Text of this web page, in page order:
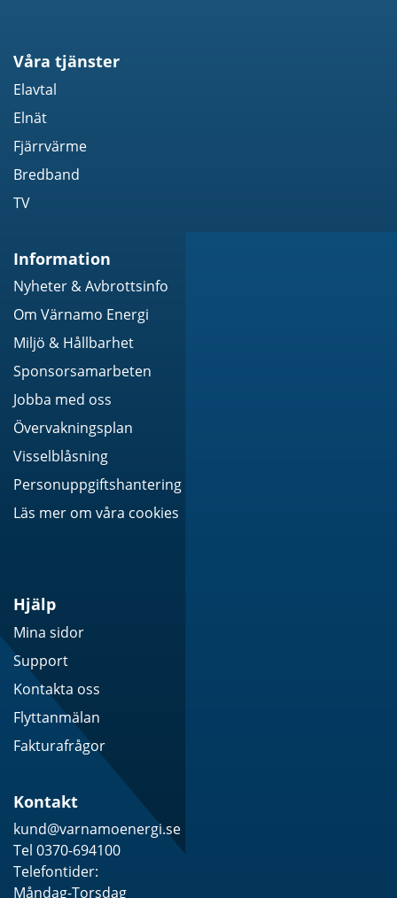
Våra tjänster
Elavtal
Elnät
Fjärrvärme
Bredband
TV
Information
Nyheter & Avbrottsinfo
Om Värnamo Energi
Miljö & Hållbarhet
Sponsorsamarbeten
Jobba med oss
Övervakningsplan
Visselblåsning
Personuppgiftshantering
Läs mer om våra cookies
Hjälp
Mina sidor
Support
Kontakta oss
Flyttanmälan
Fakturafrågor
Kontakt
kund@varnamoenergi.se
Tel 0370-694100
Telefontider:
Måndag-Torsdag